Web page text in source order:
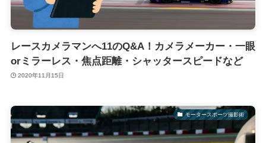
レースカメラマンへ11のQ&A！カメラメーカー・一眼
orミラーレス・焦点距離・シャッタースピードなど
2020年11月15日
モータースポーツ撮影術